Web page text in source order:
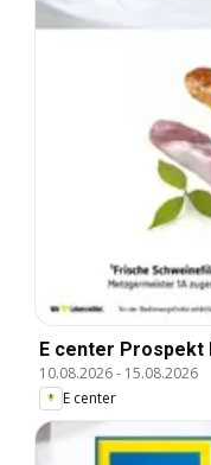
E center Prospekt
10.08.2026- 15.08.2026
E center